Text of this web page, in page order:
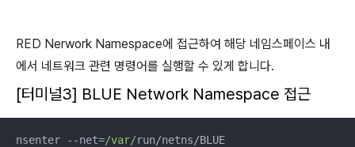
RED Nerwork Namespace에 접근하여 해당 네임스페이스 내
에서 네트워크 관련 명령어를 실행할 수 있게 합니다.
[터미널3] BLUE Network Namespace 접근
nsenter --net=/var/run/netns/BLUE